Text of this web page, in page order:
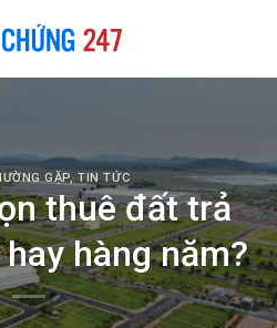
GẶP,TIN TỨC
thuê đất trả
hàng năm?